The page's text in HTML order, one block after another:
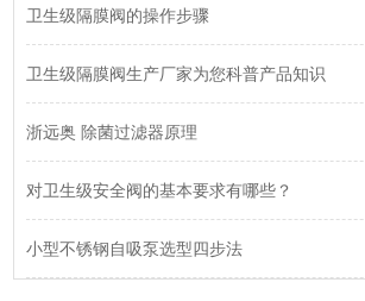
卫生级隔膜阀的操作步骤
卫生级隔膜阀生产厂家为您科普产品知识
浙远奥 除菌过滤器原理
对卫生级安全阀的基本要求有哪些？
小型不锈钢自吸泵选型四步法